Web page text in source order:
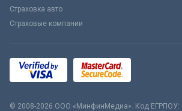
Страховка авто
Страховые компании
© 2008-2026 ООО «МинфинМедиа». Код ЕГРПОУ: